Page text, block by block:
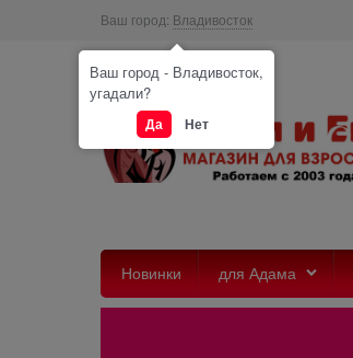
Ваш город: Владивосток
Новинки для Адама
Ваш город - Владивосток,
угадали?
Да Нет